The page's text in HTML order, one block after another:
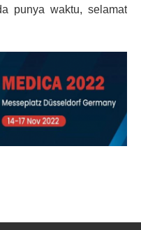
punya waktu, selamat